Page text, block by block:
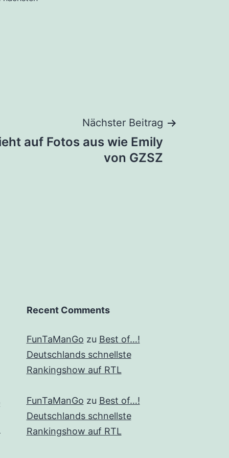
Nächster Beitrag
auf Fotos aus wie Emily
von GZSZ
Recent Comments
FunTaManGo zu Best of…!
Deutschlands schnellste
Rankingshow auf RTL
FunTaManGo zu Best of…!
Deutschlands schnellste
Rankingshow auf RTL